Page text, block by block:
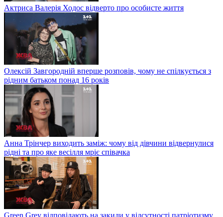
Актриса Валерія Ходос відверто про особисте життя
Олексій Завгородній вперше розповів, чому не спілкується з
рідним батьком понад 16 років
Анна Трінчер виходить заміж: чому від дівчини відвернулися
рідні та про яке весілля мріє співачка
Green Grey відповідають на закиди у відсутності патріотизму